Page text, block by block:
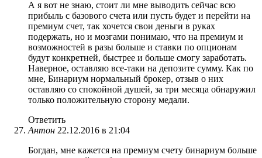
А я вот не знаю, стоит ли мне выводить сейчас всю
прибыль с базового счета или пусть будет и перейти на
премиум счет, так хочется свои деньги в руках
подержать, но и мозгами понимаю, что на премиум и
возможностей в разы больше и ставки по опционам
будут конкретней, быстрее и больше смогу заработать.
Наверное, оставляю все-таки на депозите сумму. Как по
мне, Бинариум нормальный брокер, отзыв о них
оставляю со спокойной душей, за три месяца обнаружил
только положительную сторону медали.
Ответить
Антон 22.12.2016 в 21:04
Богдан, мне кажется на премиум счету бинариум больше